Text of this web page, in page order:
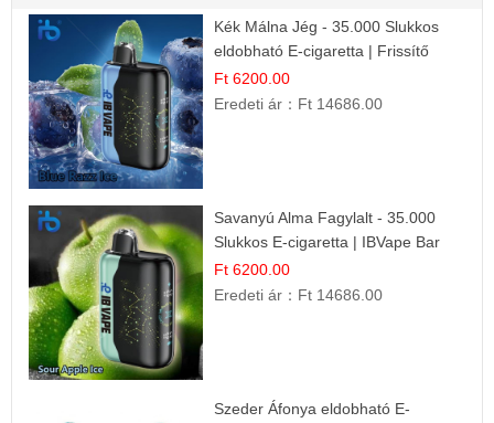
Kék Málna Jég - 35.000 Slukkos
eldobható E-cigaretta | Frissítő
Ízélmény
Ft 6200.00
Eredeti ár： Ft 14686.00
Savanyú Alma Fagylalt - 35.000
Slukkos E-cigaretta | IBVape Bar
Ft 6200.00
Eredeti ár： Ft 14686.00
Szeder Áfonya eldobható E-